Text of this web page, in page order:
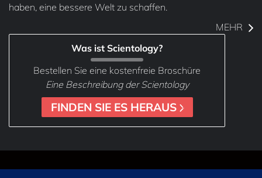
haben, eine bessere Welt zu schaffen.
MEHR
Was ist Scientology?
Bestellen Sie eine kostenfreie Broschüre
Eine Beschreibung der Scientology
FINDEN SIE ES HERAUS